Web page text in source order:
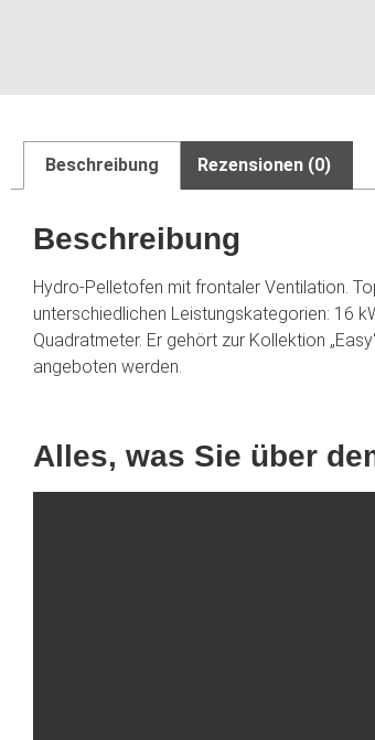
Beschreibung Rezensionen (0)
Beschreibung
Hydro-Pelletofen mit frontaler Ventilation.
unterschiedlichen Leistungskategorien: 16
Quadratmeter. Er gehört zur Kollektion
angeboten werden.
Alles, was Sie über